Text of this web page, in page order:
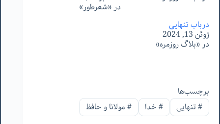
در «شعرطور»
درباب تنهایی
ژوئن 13, 2024
در «بلاگ روزمره»
برچسب‌ها
#تنهایی #خدا #مولانا و حافظ